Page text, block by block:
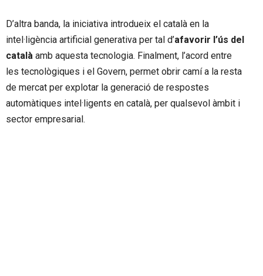
D’altra banda, la iniciativa introdueix el català en la
intel·ligència artificial generativa per tal d’afavorir l’ús del
català amb aquesta tecnologia. Finalment, l’acord entre
les tecnològiques i el Govern, permet obrir camí a la resta
de mercat per explotar la generació de respostes
automàtiques intel·ligents en català, per qualsevol àmbit i
sector empresarial.